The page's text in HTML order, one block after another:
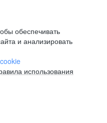
обеспечивать
и анализировать
использования